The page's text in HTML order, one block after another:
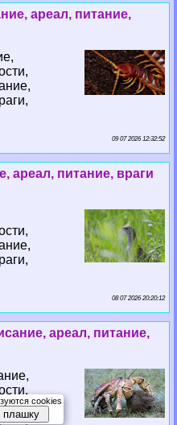
ареал, питание,
09 07 2026 12:32:52
ареал, питание, враги
08 07 2026 20:20:12
ареал, питание,
cookies
плашку